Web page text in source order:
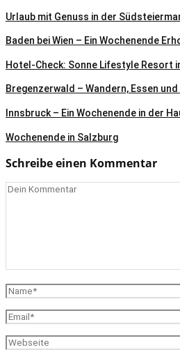
Urlaub mit Genuss in der
Baden bei Wien – Ein Wochenende
Hotel-Check: Sonne Lifestyle Resort
Bregenzerwald – Wandern, Essen und
Innsbruck – Ein Wochenende in der
Wochenende in Salzburg
Schreibe einen Kommentar